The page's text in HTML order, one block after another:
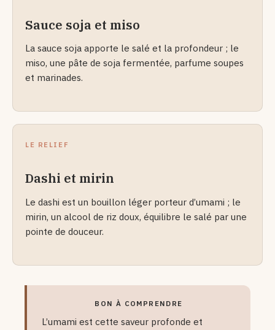
Sauce soja et miso
La sauce soja apporte le salé et la profondeur ; le
miso, une pâte de soja fermentée, parfume soupes
et marinades.
LE RELIEF
Dashi et mirin
Le dashi est un bouillon léger porteur d’umami ; le
mirin, un alcool de riz doux, équilibre le salé par une
pointe de douceur.
BON À COMPRENDRE
L’umami est cette saveur profonde et